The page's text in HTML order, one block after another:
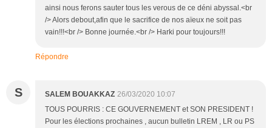
ainsi nous ferons sauter tous les verous de ce déni abyssal.<br
/> Alors debout,afin que le sacrifice de nos aïeux ne soit pas
vain!!!<br /> Bonne journée.<br /> Harki pour toujours!!!
Répondre
S SALEM BOUAKKAZ 26/03/2020 10:07
TOUS POURRIS : CE GOUVERNEMENT et SON PRESIDENT !
Pour les élections prochaines , aucun bulletin LREM , LR ou PS